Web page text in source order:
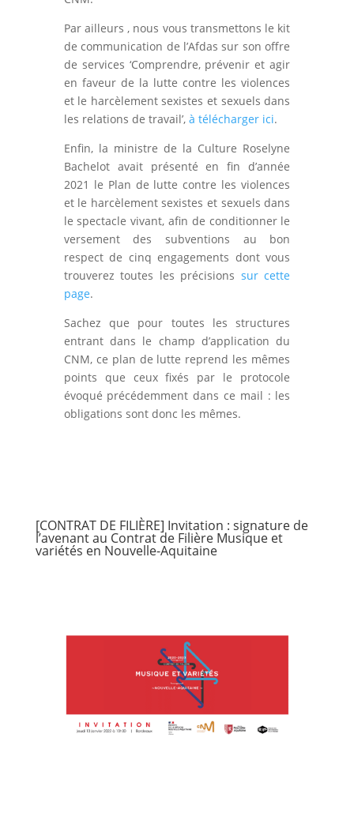
Par ailleurs , nous vous transmettons le kit
de communication de l’Afdas sur son offre
de services ‘Comprendre, prévenir et agir
en faveur de la lutte contre les violences
et le harcèlement sexistes et sexuels dans
les relations de travail’, à télécharger ici.
Enfin, la ministre de la Culture Roselyne
Bachelot avait présenté en fin d’année
2021 le Plan de lutte contre les violences
et le harcèlement sexistes et sexuels dans
le spectacle vivant, afin de conditionner le
versement des subventions au bon
respect de cinq engagements dont vous
trouverez toutes les précisions sur cette
page.
Sachez que pour toutes les structures
entrant dans le champ d’application du
CNM, ce plan de lutte reprend les mêmes
points que ceux fixés par le protocole
évoqué précédemment dans ce mail : les
obligations sont donc les mêmes.
[CONTRAT DE FILIÈRE] Invitation : signature de
l’avenant au Contrat de Filière Musique et
variétés en Nouvelle-Aquitaine